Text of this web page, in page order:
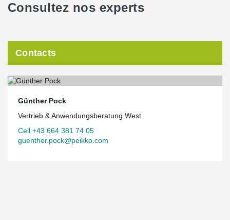
Consultez nos experts
Contacts
Günther Pock
Vertrieb & Anwendungsberatung West
Cell +43 664 381 74 05
guenther.pock@peikko.com